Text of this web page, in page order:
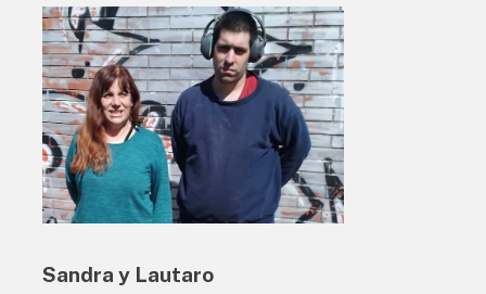
Sandra y Lautaro